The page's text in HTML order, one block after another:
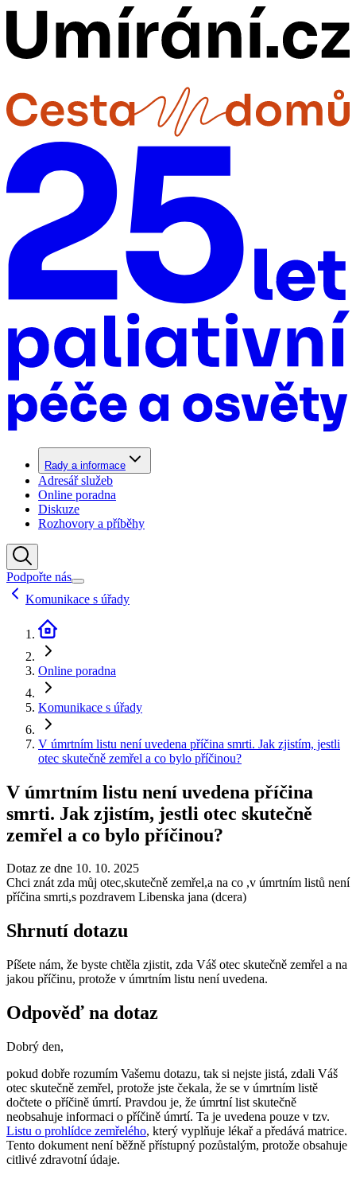
Rady a informace
Adresář služeb
Online poradna
Diskuze
Rozhovory a příběhy
Podpořte nás
Komunikace s úřady
Online poradna
Komunikace s úřady
V úmrtním listu není uvedena příčina smrti. Jak zjistím, jestli
otec skutečně zemřel a co bylo příčinou?
V úmrtním listu není uvedena příčina
smrti. Jak zjistím, jestli otec skutečně
zemřel a co bylo příčinou?
Dotaz ze dne 10. 10. 2025
Chci znát zda můj otec,skutečně zemřel,a na co ,v úmrtním listů není
příčina smrti,s pozdravem Libenska jana (dcera)
Shrnutí dotazu
Píšete nám, že byste chtěla zjistit, zda Váš otec skutečně zemřel a na
jakou příčinu, protože v úmrtním listu není uvedena.
Odpověď na dotaz
Dobrý den,
pokud dobře rozumím Vašemu dotazu, tak si nejste jistá, zdali Váš
otec skutečně zemřel, protože jste čekala, že se v úmrtním listě
dočtete o příčině úmrtí. Pravdou je, že úmrtní list skutečně
neobsahuje informaci o příčině úmrtí. Ta je uvedena pouze v tzv.
Listu o prohlídce zemřelého, který vyplňuje lékař a předává matrice.
Tento dokument není běžně přístupný pozůstalým, protože obsahuje
citlivé zdravotní údaje.